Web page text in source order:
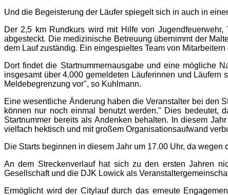
Und die Begeisterung der Läufer spiegelt sich in auch in
Der 2,5 km Rundkurs wird mit Hilfe von
abgesteckt. Die medizinische Betreuung übernimmt der
dem Lauf zuständig. Ein eingespieltes Team von
Dort findet die Startnummernausgabe und eine mögliche
insgesamt über 4.000 gemeldeten Läuferinnen und
Meldebegrenzung vor", so Kuhlmann.
Eine wesentliche Änderung haben die Veranstalter bei den
können nur noch einmal benutzt werden." Dies bedeutet,
Startnummer bereits als Andenken behalten. In diesem
vielfach hektisch und mit großem Organisationsaufwand
Die Starts beginnen in diesem Jahr um 17.00 Uhr, da
An dem Streckenverlauf hat sich zu den ersten Jahren
Gesellschaft und die DJK Lowick als
Ermöglicht wird der Citylauf durch das erneute